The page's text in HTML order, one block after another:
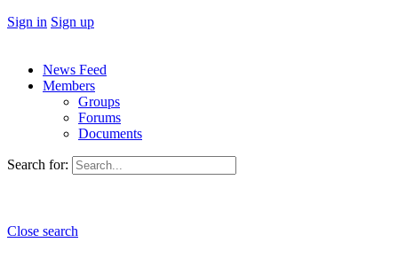
Sign in Sign up
News Feed
Members
Groups
Forums
Documents
Search for:
Close search